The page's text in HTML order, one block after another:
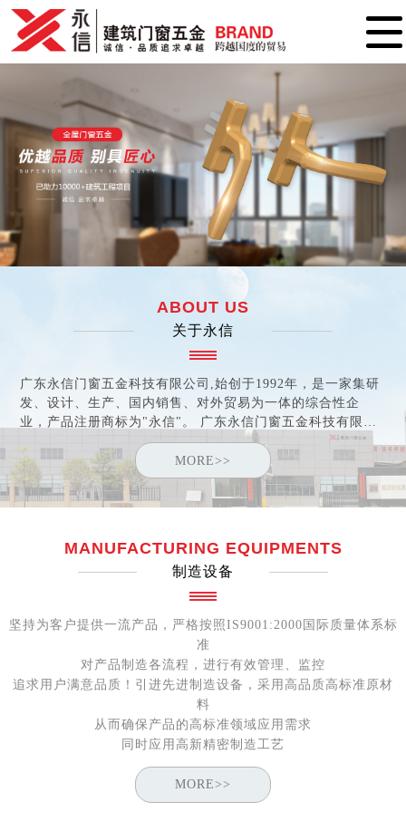
ABOUT US
关于永信
广东永信门窗五金科技有限公司,始创于1992年，是一家集研
发、设计、生产、国内销售、对外贸易为一体的综合性企
业，产品注册商标为"永信"。 广东永信门窗五金科技有限公
司于2005年取得"中国建筑金属结构协会"会员资格，于2006
年荣获"中国优秀绿色产品"证书及"中国消费者信得过产品"称
号。公司于2007年通过ISO9001:2000认证。2010年公司在肇
庆国家高新工业园区内建立规模宏大的铝门窗五金配件研发
MORE>>
MANUFACTURING EQUIPMENTS
制造设备
坚持为客户提供一流产品，严格按照IS9001:2000国际质量体系标
准
对产品制造各流程，进行有效管理、监控
追求用户满意品质！引进先进制造设备，采用高品质高标准原材
料
从而确保产品的高标准领域应用需求
同时应用高新精密制造工艺
MORE>>